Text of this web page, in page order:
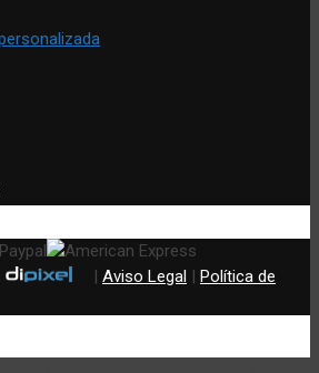
| Aviso Legal | Política de